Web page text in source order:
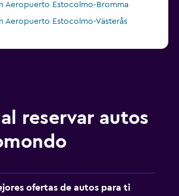
Aeropuerto Estocolmo-Bromma
Aeropuerto Estocolmo-Västerås
reservar autos
ofertas de autos para ti